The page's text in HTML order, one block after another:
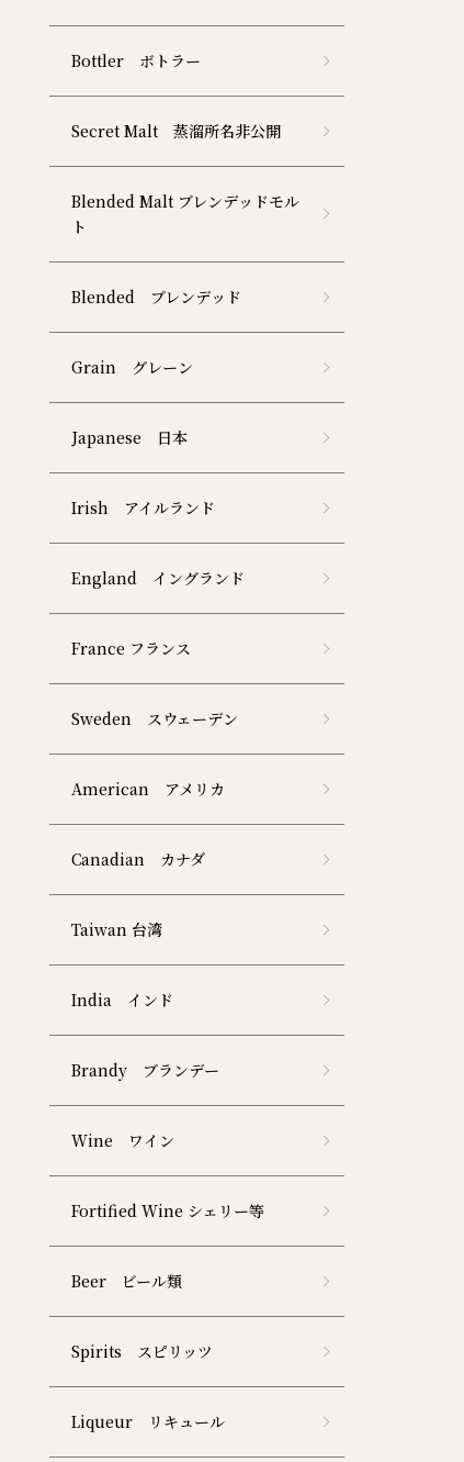
Bottler ボトラー
Secret Malt 蒸溜所名非公開
Blended Malt ブレンデッドモル
ト
Blended ブレンデッド
Grain グレーン
Japanese 日本
Irish アイルランド
England イングランド
France フランス
Sweden スウェーデン
American アメリカ
Canadian カナダ
Taiwan 台湾
India インド
Brandy ブランデー
Wine ワイン
Fortified Wine シェリー等
Beer ビール類
Spirits スピリッツ
Liqueur リキュール